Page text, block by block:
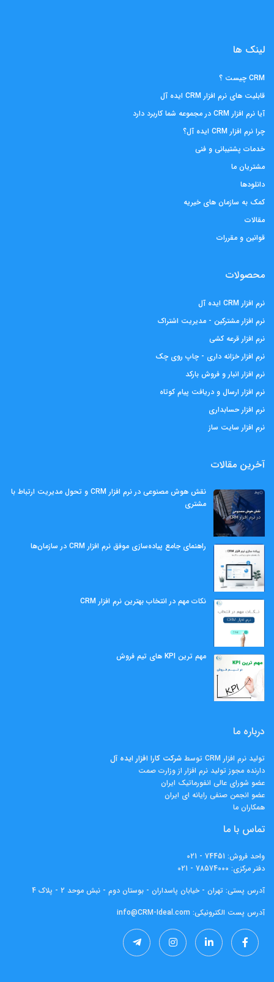
لینک ها
CRM چیست ؟
قابلیت های نرم افزار CRM ایده آل
آیا نرم افزار CRM در مجموعه شما کاربرد دارد
چرا نرم افزار CRM ایده آل؟
خدمات پشتیبانی و فنی
مشتریان ما
دانلودها
کمک به سازمان های خیریه
مقالات
قوانین و مقررات
محصولات
نرم افزار CRM ایده آل
نرم افزار مشترکین - مدیریت اشتراک
نرم افزار قرعه کشی
نرم افزار خزانه داری - چاپ روی چک
نرم افزار انبار و فروش بارکد
نرم افزار ارسال و دریافت پیام کوتاه
نرم افزار حسابداری
نرم افزار سایت ساز
آخرین مقالات
نقش هوش مصنوعی در نرم افزار CRM و تحول مدیریت ارتباط با
مشتری
راهنمای جامع پیاده‌سازی موفق نرم افزار CRM در سازمان‌ها
نکات مهم در انتخاب بهترین نرم افزار CRM
مهم ‌ترین KPI های تیم فروش
درباره ما
تولید نرم افزار CRM توسط
شرکت کارا افزار ايده آل
دارنده مجوز تولید نرم افزار از وزارت صمت
عضو شورای عالی انفورماتیک ایران
عضو انجمن صنفی رایانه ای ایران
همکاران ما
تماس با ما
واحد فروش: 74451 - 021
دفتر مرکزی: 78574000 - 021
آدرس پستی: تهران - خیابان پاسداران - بوستان دوم - نبش موحد 2 - پلاک 4
آدرس پست الکترونیکی: info@CRM-Ideal.com